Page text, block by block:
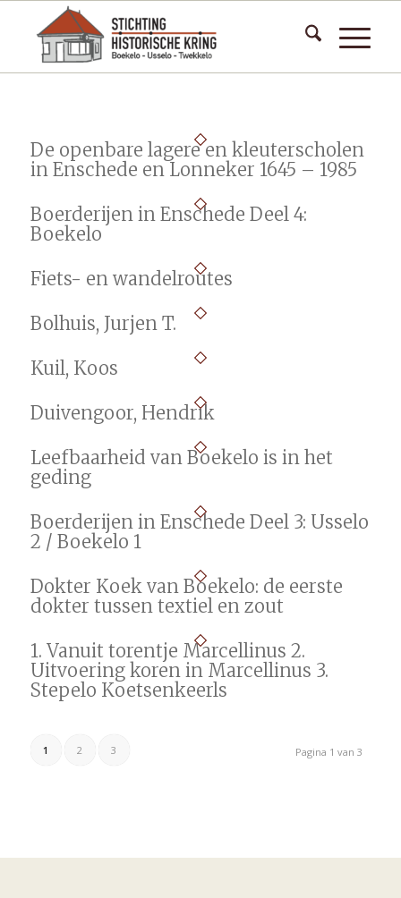
De openbare lagere en kleuterscholen
in Enschede en Lonneker 1645 – 1985
Boerderijen in Enschede Deel 4:
Boekelo
Fiets- en wandelroutes
Bolhuis, Jurjen T.
Kuil, Koos
Duivengoor, Hendrik
Leefbaarheid van Boekelo is in het
geding
Boerderijen in Enschede Deel 3: Usselo
2 / Boekelo 1
Dokter Koek van Boekelo: de eerste
dokter tussen textiel en zout
1. Vanuit torentje Marcellinus 2.
Uitvoering koren in Marcellinus 3.
Stepelo Koetsenkeerls
Pagina 1 van 3
1 2 3